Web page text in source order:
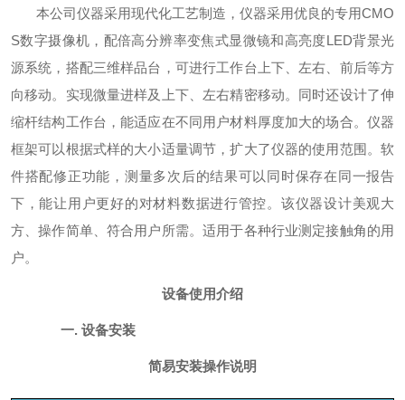
本公司仪器采用现代化工艺制造，仪器采用优良的专用CMO
S数字摄像机，配倍高分辨率变焦式显微镜和高亮度LED背景光
源系统，搭配三维样品台，可进行工作台上下、左右、前后等方
向移动。实现微量进样及上下、左右精密移动。同时还设计了伸
缩杆结构工作台，能适应在不同用户材料厚度加大的场合。仪器
框架可以根据式样的大小适量调节，扩大了仪器的使用范围。软
件搭配修正功能，测量多次后的结果可以同时保存在同一报告
下，能让用户更好的对材料数据进行管控。该仪器设计美观大
方、操作简单、符合用户所需。适用于各种行业测定接触角的用
户。
设备使用介绍
一. 设备安装
简易安装操作说明